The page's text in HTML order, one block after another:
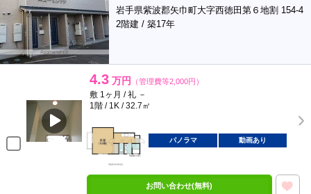
岩手県紫波郡矢巾町大字西徳田第６地割 154-4
2階建 / 築17年
4.3 万円 （管理費等2,000円）
敷 1ヶ月 / 礼 －
1階 / 1K / 32.7㎡
パノラマ 動画あり
お問い合わせ(無料)